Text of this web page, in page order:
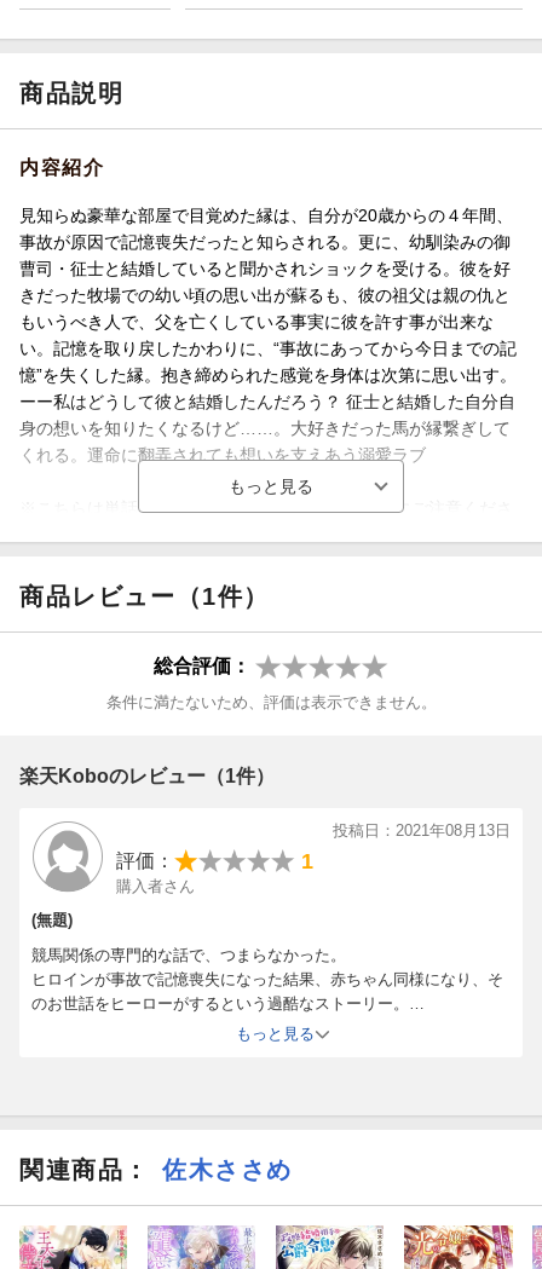
商品説明
内容紹介
見知らぬ豪華な部屋で目覚めた縁は、自分が20歳からの４年間、
事故が原因で記憶喪失だったと知らされる。更に、幼馴染みの御
曹司・征士と結婚していると聞かされショックを受ける。彼を好
きだった牧場での幼い頃の思い出が蘇るも、彼の祖父は親の仇と
もいうべき人で、父を亡くしている事実に彼を許す事が出来な
い。記憶を取り戻したかわりに、“事故にあってから今日までの記
憶”を失くした縁。抱き締められた感覚を身体は次第に思い出す。
ーー私はどうして彼と結婚したんだろう？ 征士と結婚した自分自
身の想いを知りたくなるけど……。大好きだった馬が縁繋ぎして
くれる。運命に翻弄されても想いを支えあう溺愛ラブ
※こちらは単話1〜6話のセット版です。重複購入にご注意くださ
商品レビュー（1件）
総合評価：
条件に満たないため、評価は表示できません。
楽天Koboのレビュー（1件）
投稿日：2021年08月13日
評価： 1
購入者さん
(無題)
競馬関係の専門的な話で、つまらなかった。
ヒロインが事故で記憶喪失になった結果、赤ちゃん同様になり、そ
のお世話をヒーローがするという過酷なストーリー。
自分だったら、そんな姿を初恋でずっと好きだった相手に晒して面
もっと見る
関連商品 ： 佐木ささめ